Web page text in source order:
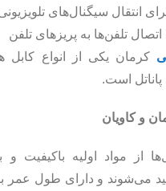
انتقال سیگنال‌های تلویزیونی
تلفن‌ها به پریزهای تلفن
کرمان یکی از انواع کابل
است.
و کاویان
از مواد اولیه باکیفیت و
می‌شوند و دارای طول عمر